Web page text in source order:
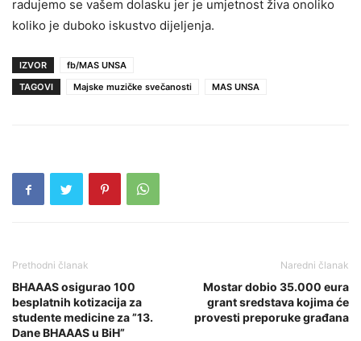
radujemo se vašem dolasku jer je umjetnost živa onoliko
koliko je duboko iskustvo dijeljenja.
IZVOR
fb/MAS UNSA
TAGOVI
Majske muzičke svečanosti MAS UNSA
Prethodni članak
BHAAAS osigurao 100
besplatnih kotizacija za
studente medicine za ”13.
Dane BHAAAS u BiH”
Naredni članak
Mostar dobio 35.000 eura
grant sredstava kojima će
provesti preporuke građana